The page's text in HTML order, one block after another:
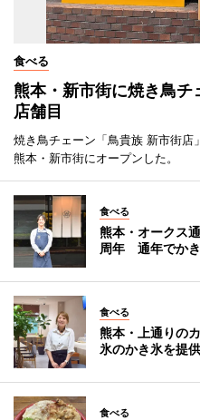
食べる
熊本・新市街に焼き鳥
店舗目
焼き鳥チェーン「鳥貴族 新市街店
熊本・新市街にオープンした。
食べる
熊本・オークス
周年 通年でか
食べる
熊本・上通りの
氷のかき氷を提供
食べる